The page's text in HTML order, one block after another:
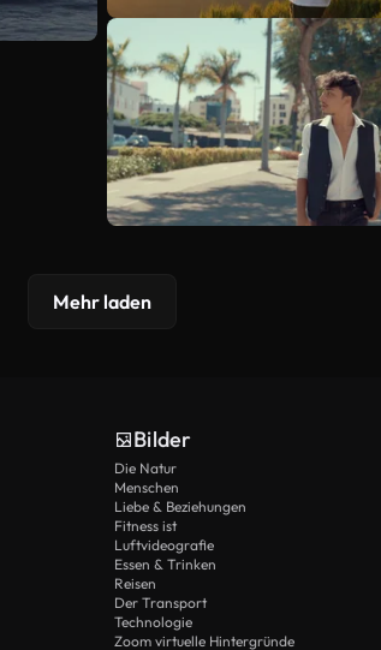
Mehr laden
Bilder
Die Natur
Menschen
Liebe & Beziehungen
Fitness ist
Luftvideografie
Essen & Trinken
Reisen
Der Transport
Technologie
Zoom virtuelle Hintergründe